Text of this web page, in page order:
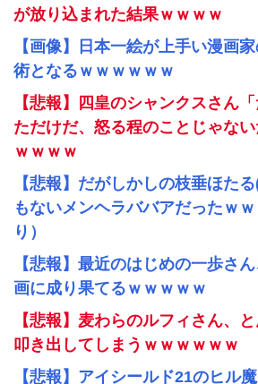
が放り込まれた結果ｗｗｗｗ
【画像】日本一絵が上手い漫画
術となるｗｗｗｗｗｗ
【悲報】四皇のシャンクスさん
ただけだ、怒る程のことじゃな
ｗｗｗｗ
【悲報】だがしかしの枝垂ほた
もないメンヘラババアだったｗ
り）
【悲報】最近のはじめの一歩さ
画に成り果てるｗｗｗｗｗ
【悲報】麦わらのルフィさん、
叩き出してしまうｗｗｗｗｗｗ
【悲報】アイシールド21のヒル